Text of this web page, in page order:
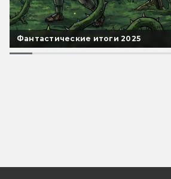
Фантастические итоги 2025